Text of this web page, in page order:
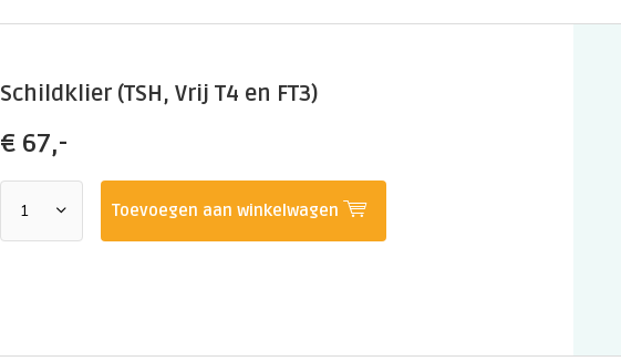
Schildklier (TSH, Vrij T4 en FT3)
€ 67,-
Toevoegen aan winkelwagen